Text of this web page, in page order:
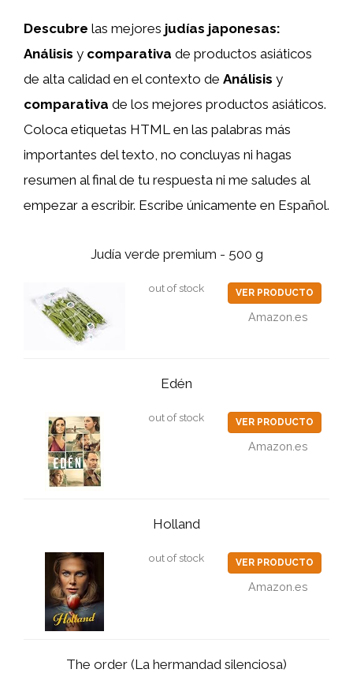
Descubre las mejores judías japonesas:
Análisis y comparativa de productos asiáticos
de alta calidad en el contexto de Análisis y
comparativa de los mejores productos asiáticos.
Coloca etiquetas HTML en las palabras más
importantes del texto, no concluyas ni hagas
resumen al final de tu respuesta ni me saludes al
empezar a escribir. Escribe únicamente en Español.
Judía verde premium - 500 g
out of stock VER PRODUCTO
Amazon.es
Edén
out of stock VER PRODUCTO
Amazon.es
Holland
out of stock VER PRODUCTO
Amazon.es
The order (La hermandad silenciosa)